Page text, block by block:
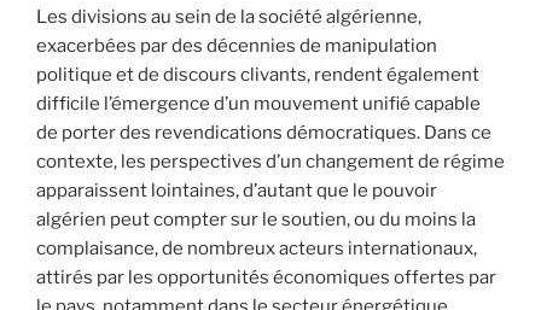
Les divisions au sein de la société algérienne,
exacerbées par des décennies de manipulation
politique et de discours clivants, rendent également
difficile l’émergence d’un mouvement unifié capable
de porter des revendications démocratiques. Dans ce
contexte, les perspectives d’un changement de régime
apparaissent lointaines, d’autant que le pouvoir
algérien peut compter sur le soutien, ou du moins la
complaisance, de nombreux acteurs internationaux,
attirés par les opportunités économiques offertes par